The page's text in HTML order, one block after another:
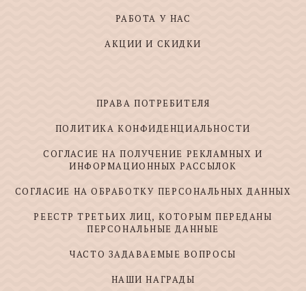
РАБОТА У НАС
АКЦИИ И СКИДКИ
ПРАВА ПОТРЕБИТЕЛЯ
ПОЛИТИКА КОНФИДЕНЦИАЛЬНОСТИ
СОГЛАСИЕ НА ПОЛУЧЕНИЕ РЕКЛАМНЫХ И
ИНФОРМАЦИОННЫХ РАССЫЛОК
СОГЛАСИЕ НА ОБРАБОТКУ ПЕРСОНАЛЬНЫХ ДАННЫХ
РЕЕСТР ТРЕТЬИХ ЛИЦ, КОТОРЫМ ПЕРЕДАНЫ
ПЕРСОНАЛЬНЫЕ ДАННЫЕ
ЧАСТО ЗАДАВАЕМЫЕ ВОПРОСЫ
НАШИ НАГРАДЫ